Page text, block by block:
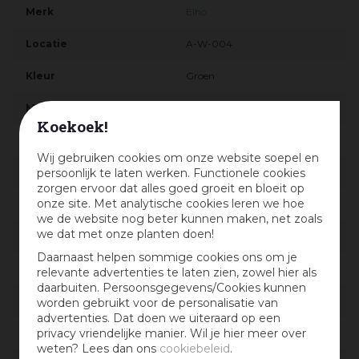
Koekoek!
Wij gebruiken cookies om onze website soepel en
persoonlijk te laten werken. Functionele cookies
zorgen ervoor dat alles goed groeit en bloeit op
onze site. Met analytische cookies leren we hoe
we de website nog beter kunnen maken, net zoals
we dat met onze planten doen!
Daarnaast helpen sommige cookies ons om je
relevante advertenties te laten zien, zowel hier als
daarbuiten. Persoonsgegevens/Cookies kunnen
worden gebruikt voor de personalisatie van
advertenties. Dat doen we uiteraard op een
privacy vriendelijke manier. Wil je hier meer over
weten? Lees dan ons cookiebeleid.
Merk
Locatie A-W-004
Kleur Groen
Materiaal
Diepte in cm 28
Hoogte in cm 19
Productserie Elho Barcelona
Materiaal detail Kunststof, Plastic
Vorm Rechthoek
Geschikt voor Buiten